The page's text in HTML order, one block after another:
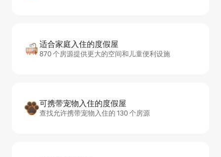
适合家庭入住的度假屋
870 个房源提供更大的空间和儿童便利设施
可携带宠物入住的度假屋
查找允许携带宠物入住的 130 个房源